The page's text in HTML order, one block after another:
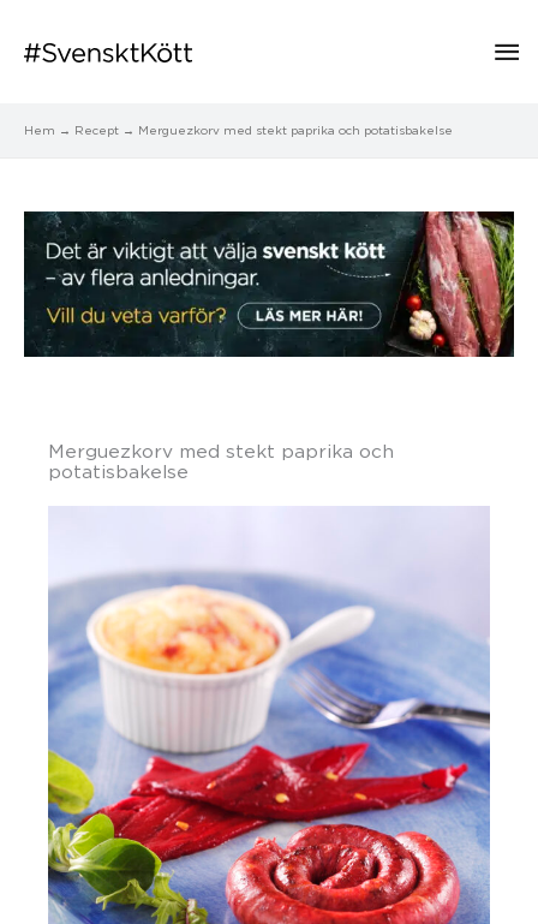
Hem Recept Merguezkorv med stekt paprika och potatisbakelse
Merguezkorv med stekt paprika och
potatisbakelse